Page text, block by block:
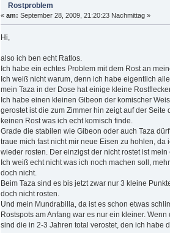
Rostproblem
« am: September 28, 2009, 21:20:23 Nachmittag »
Hi,
also ich ben echt Ratlos.
Ich habe ein echtes Problem mit dem Rost an
Ich weiß nicht warum, denn ich habe eigentlich
mein Taza in der Dose hat einige kleine
Ich habe einen kleinen Gibeon der komischer
gerostet ist die zum Zimmer hin zeigt auf der Seite
keinen Rost was ich echt komisch finde.
Grade die stabilen wie Gibeon oder auch Taza
traue mich fast nicht mir neue Eisen zu hohlen, da
wieder rosten. Der einzigst der nicht rostet ist
Ich weiß echt nicht was ich noch machen soll,
doch nicht.
Beim Taza sind es bis jetzt zwar nur 3 kleine
doch nicht rosten.
Und mein Mundrabilla, da ist es schon etwas
Rostspots am Anfang war es nur ein kleiner.
sind die in 2-3 Jahren total verostet, den ich habe